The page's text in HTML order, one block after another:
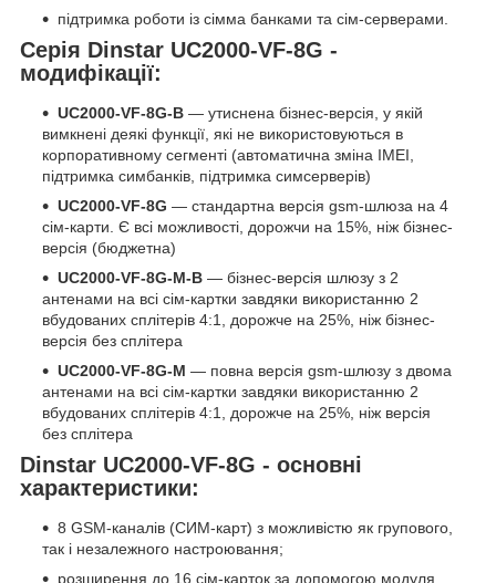
підтримка роботи із сімма банками та сім-серверами.
Серія Dinstar UC2000-VF-8G -
модифікації:
UC2000-VF-8G-B ― утиснена бізнес-версія, у якій
вимкнені деякі функції, які не використовуються в
корпоративному сегменті (автоматична зміна IMEI,
підтримка симбанків, підтримка симсерверів)
UC2000-VF-8G — стандартна версія gsm-шлюза на 4
сім-карти. Є всі можливості, дорожчи на 15%, ніж бізнес-
версія (бюджетна)
UC2000-VF-8G-M-B — бізнес-версія шлюзу з 2
антенами на всі сім-картки завдяки використанню 2
вбудованих сплітерів 4:1, дорожче на 25%, ніж бізнес-
версія без сплітера
UC2000-VF-8G-M ― повна версія gsm-шлюзу з двома
антенами на всі сім-картки завдяки використанню 2
вбудованих сплітерів 4:1, дорожче на 25%, ніж версія
без сплітера
Dinstar UC2000-VF-8G - основні
характеристики:
8 GSM-каналів (СИМ-карт) з можливістю як групового,
так і незалежного настроювання;
розширення до 16 сім-карток за допомогою модуля